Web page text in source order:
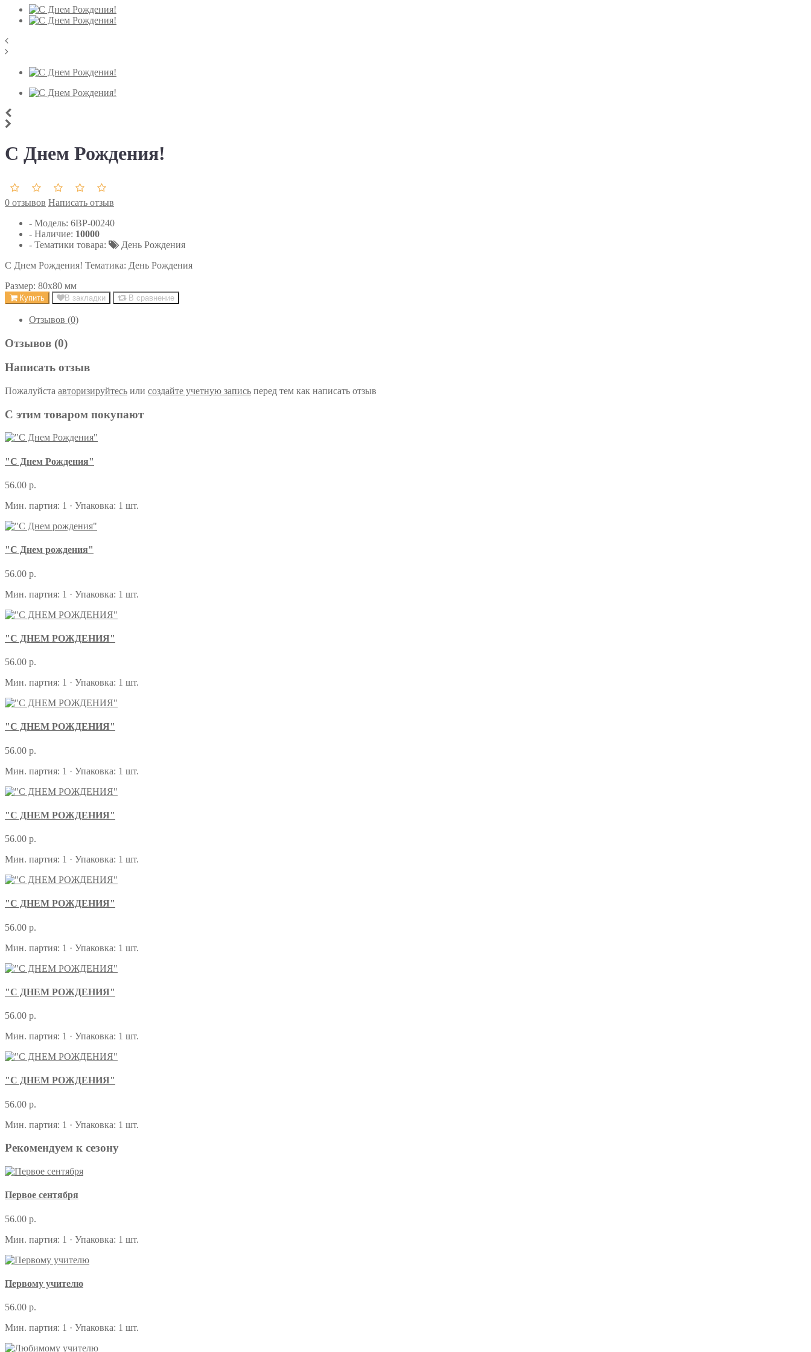
С Днем Рождения!
0 отзывов Написать отзыв
- Модель: 6ВР-00240
- Наличие: 10000
- Тематики товара:
День Рождения
С Днем Рождения! Тематика: День Рождения
Размер: 80х80 мм
Купить В закладки В сравнение
Отзывов (0)
Отзывов (0)
Написать отзыв
Пожалуйста авторизируйтесь или создайте учетную запись перед тем как написать отзыв
С этим товаром покупают
"С Днем Рождения"
56.00 р.
Мин. партия: 1 · Упаковка: 1 шт.
"С Днем рождения"
56.00 р.
Мин. партия: 1 · Упаковка: 1 шт.
"С ДНЕМ РОЖДЕНИЯ"
56.00 р.
Мин. партия: 1 · Упаковка: 1 шт.
"С ДНЕМ РОЖДЕНИЯ"
56.00 р.
Мин. партия: 1 · Упаковка: 1 шт.
"С ДНЕМ РОЖДЕНИЯ"
56.00 р.
Мин. партия: 1 · Упаковка: 1 шт.
"С ДНЕМ РОЖДЕНИЯ"
56.00 р.
Мин. партия: 1 · Упаковка: 1 шт.
"С ДНЕМ РОЖДЕНИЯ"
56.00 р.
Мин. партия: 1 · Упаковка: 1 шт.
"С ДНЕМ РОЖДЕНИЯ"
56.00 р.
Мин. партия: 1 · Упаковка: 1 шт.
Рекомендуем к сезону
Первое сентября
56.00 р.
Мин. партия: 1 · Упаковка: 1 шт.
Первому учителю
56.00 р.
Мин. партия: 1 · Упаковка: 1 шт.